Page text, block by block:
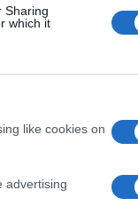
Sharing
which it
like cookies on
advertising